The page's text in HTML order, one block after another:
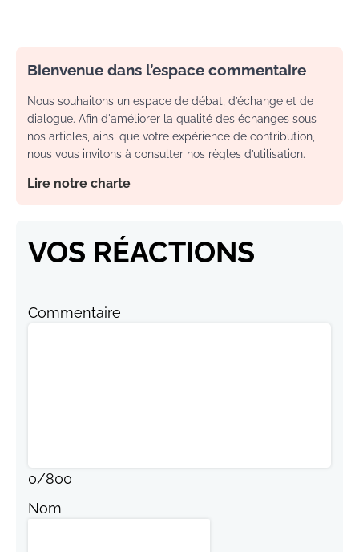
Bienvenue dans l’espace commentaire
Nous souhaitons un espace de débat, d’échange et de
dialogue. Afin d'améliorer la qualité des échanges sous
nos articles, ainsi que votre expérience de contribution,
nous vous invitons à consulter nos règles d’utilisation.
Lire notre charte
VOS RÉACTIONS
Commentaire
0/800
Nom